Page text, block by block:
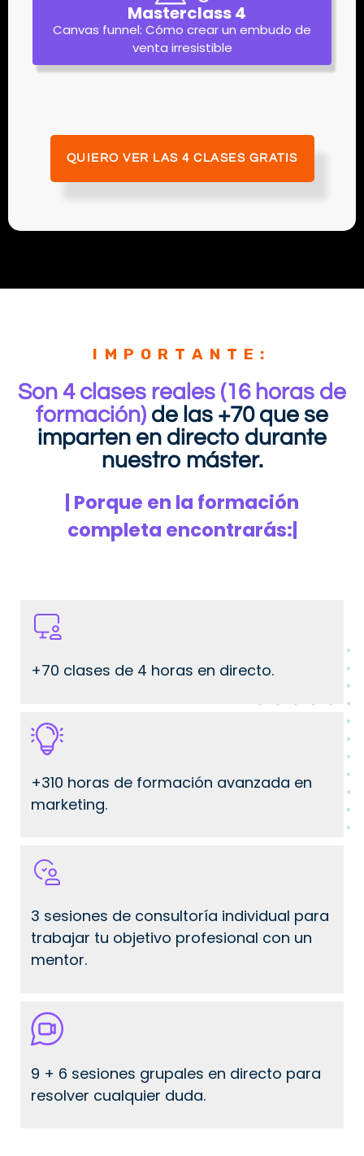
Masterclass 4
Canvas funnel: Cómo crear un embudo de
venta irresistible
QUIERO VER LAS 4 CLASES GRATIS
IMPORTANTE:
Son 4 clases reales (16 horas de
formación) de las +70 que se
imparten en directo durante
nuestro máster.
| Porque en la formación
completa encontrarás:|
+70 clases de 4 horas en directo.
+310 horas de formación avanzada en
marketing.
3 sesiones de consultoría individual para
trabajar tu objetivo profesional con un
mentor.
9 + 6 sesiones grupales en directo para
resolver cualquier duda.